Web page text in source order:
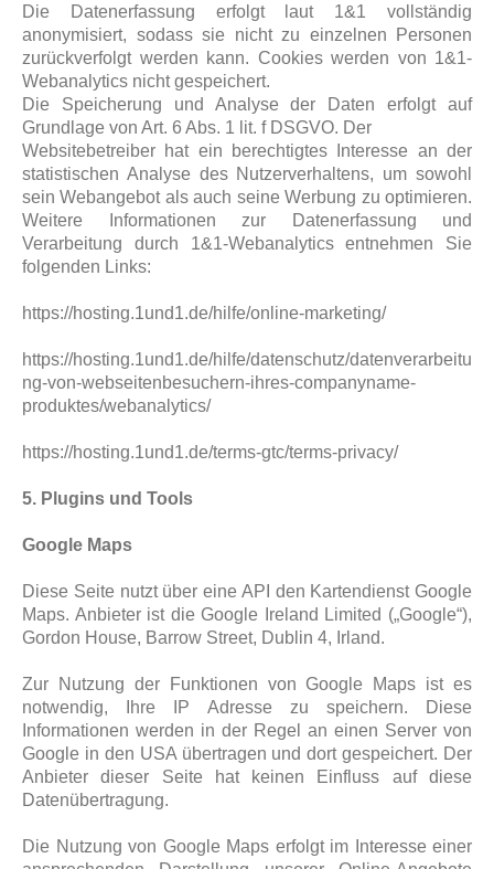
Die Datenerfassung erfolgt laut 1&1 vollständig
anonymisiert, sodass sie nicht zu einzelnen Personen
zurückverfolgt werden kann. Cookies werden von 1&1-
Webanalytics nicht gespeichert.
Die Speicherung und Analyse der Daten erfolgt auf
Grundlage von Art. 6 Abs. 1 lit. f DSGVO. Der
Websitebetreiber hat ein berechtigtes Interesse an der
statistischen Analyse des Nutzerverhaltens, um sowohl
sein Webangebot als auch seine Werbung zu optimieren.
Weitere Informationen zur Datenerfassung und
Verarbeitung durch 1&1-Webanalytics entnehmen Sie
folgenden Links:
https://hosting.1und1.de/hilfe/online-marketing/
https://hosting.1und1.de/hilfe/datenschutz/datenverarbeitu
ng-von-webseitenbesuchern-ihres-companyname-
produktes/webanalytics/
https://hosting.1und1.de/terms-gtc/terms-privacy/
5. Plugins und Tools
Google Maps
Diese Seite nutzt über eine API den Kartendienst Google
Maps. Anbieter ist die Google Ireland Limited („Google“),
Gordon House, Barrow Street, Dublin 4, Irland.
Zur Nutzung der Funktionen von Google Maps ist es
notwendig, Ihre IP Adresse zu speichern. Diese
Informationen werden in der Regel an einen Server von
Google in den USA übertragen und dort gespeichert. Der
Anbieter dieser Seite hat keinen Einfluss auf diese
Datenübertragung.
Die Nutzung von Google Maps erfolgt im Interesse einer